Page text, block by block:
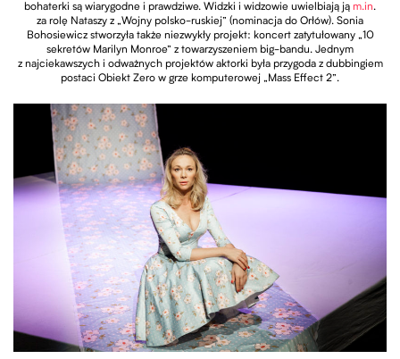
bohaterki są wiarygodne i prawdziwe. Widzki i widzowie uwielbiają ją m.in.
za rolę Nataszy z „Wojny polsko-ruskiej” (nominacja do Orłów). Sonia
Bohosiewicz stworzyła także niezwykły projekt: koncert zatytułowany „10
sekretów Marilyn Monroe” z towarzyszeniem big-bandu. Jednym
z najciekawszych i odważnych projektów aktorki była przygoda z dubbingiem
postaci Obiekt Zero w grze komputerowej „Mass Effect 2”.